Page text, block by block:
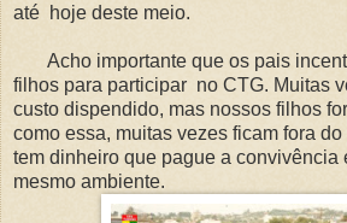
até hoje deste meio.
Acho importante que os pais
filhos para participar no CTG. Muitas
custo dispendido, mas nossos filhos
como essa, muitas vezes ficam fora
tem dinheiro que pague a convivência
mesmo ambiente.